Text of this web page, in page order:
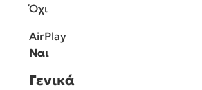
Όχι
AirPlay
Ναι
Γενικά